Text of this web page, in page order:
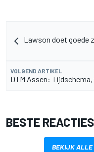
Lawson doet goede
VOLGEND ARTIKEL
DTM Assen:
BESTE REACTIES
BEKIJK ALLE